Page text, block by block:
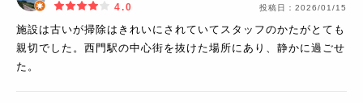
4.0
投稿日： 2026/01/15
施設は古いが掃除はきれいにされていてスタッフのかたがとても
親切でした。西門駅の中心街を抜けた場所にあり、静かに過ごせ
た。